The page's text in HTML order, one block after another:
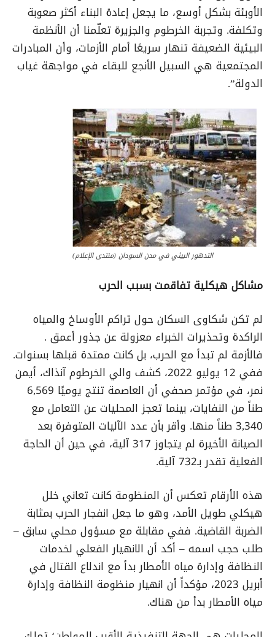
الأوبئة بشكل أوسع، ما يجعل إعادة البناء أكثر صعوبة
وتكلفة. وتجربة الخرطوم والجزيرة تعلّمنا أن الأنظمة
البيئية الضعيفة تنهار سريعًا أمام الأزمات، وأن المبادرات
المجتمعية هي السبيل الأنجع للبقاء في مواجهة غياب
الدولة”.
التدهور البيئي في مدن السودان (منتدى الإعلام)
مشاكل هيكلية تفاقمت بسبب الحرب
لم تكن شكاوى السكان حول تراكم الأوساخ والمياه
الراكدة وتحذيرات الخبراء معزولة عن جذور أعمق .
فالأزمة لم تبدأ مع الحرب، بل كانت ممتدة قبلها بسنوات.
ففي 12 يوليو 2022، كشف والي الخرطوم آنذاك، أيمن
نمر، في مؤتمر صحفي أن العاصمة تنتج يوميًا 6,569
طناً من النفايات، بينما تعجز المحليات عن التعامل مع
3,340 طناً منها. وأقر بأن عدد الآليات المتوفرة بعد
الصيانة الأخيرة لم يتجاوز 317 آلية، في حين أن الحاجة
الفعلية تقدر بـ732 آلية.
هذه الأرقام تعكس أن المنظومة كانت تعاني خلل
هيكلي طويل الأمد، وهو ما جعل انفجار الحرب بمثابة
الضربة القاضية. ففي مقابلة مع مسؤول محلي سابق –
طلب حجب اسمه – أكد أن الانهيار الفعلي لخدمات
النظافة وإدارة مياه الأمطار بدأ مع اندلاع القتال في
أبريل 2023، مؤكداً أن انهيار منظومة النظافة وإدارة
مياه الأمطار بدأ من هناك.